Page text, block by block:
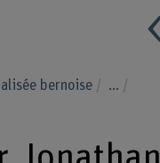
bernoise ...